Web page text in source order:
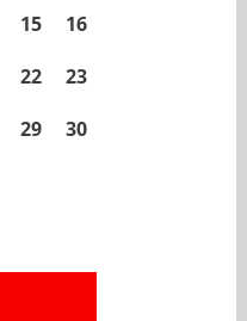
15
16
22
23
29
30